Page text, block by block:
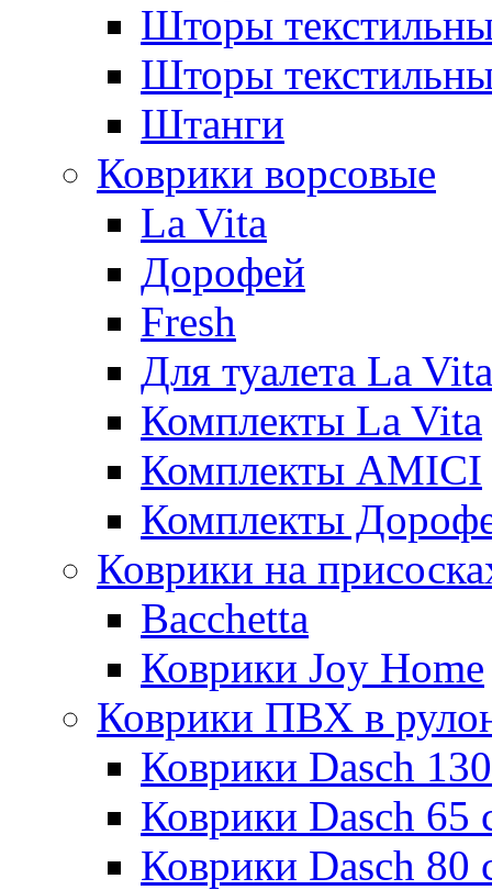
Шторы
Шторы
Штанги
Коврики ворсовые
La Vita
Дорофей
Fresh
Для туалета La Vita
Комплекты La Vita
Комплекты AMICI
Комплекты
Коврики на
Bacchetta
Коврики Joy Home
Коврики ПВХ в
Коврики Dasch
Коврики Dasch 65
Коврики Dasch 80